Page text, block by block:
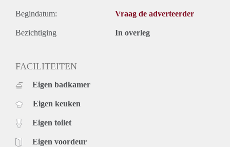
Begindatum: Vraag de adverteerder
Bezichtiging In overleg
FACILITEITEN
Eigen badkamer
Eigen keuken
Eigen toilet
Eigen voordeur